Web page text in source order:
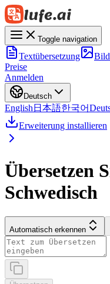
Toggle navigation
Textübersetzung Bild
Preise
Anmelden
Deutsch
English 日本語한국어
Erweiterung installieren
Übersetzen
Schwedisch
Automatisch erkennen